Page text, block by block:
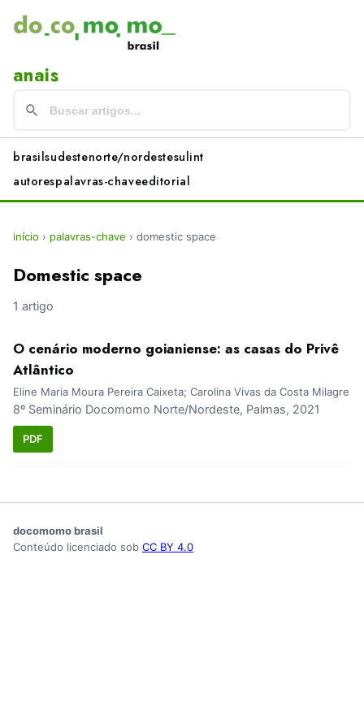
anais
brasilsudestenorte/nordestesulint
autorespalavras-chaveeditorial
início › palavras-chave › domestic space
Domestic space
1 artigo
O cenário moderno goianiense: as casas do Privê
Atlântico
Eline Maria Moura Pereira Caixeta; Carolina Vivas da Costa Milagre
8º Seminário Docomomo Norte/Nordeste, Palmas, 2021
PDF
docomomo brasil
Conteúdo licenciado sob CC BY 4.0